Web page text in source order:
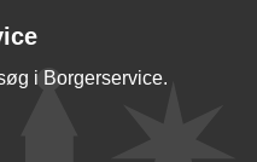
i Borgerservice.